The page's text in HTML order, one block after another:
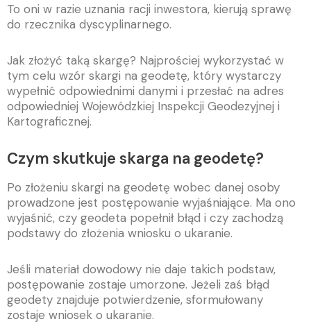
To oni w razie uznania racji inwestora, kierują sprawę
do rzecznika dyscyplinarnego.
Jak złożyć taką skargę? Najprościej wykorzystać w
tym celu wzór skargi na geodetę, który wystarczy
wypełnić odpowiednimi danymi i przesłać na adres
odpowiedniej Wojewódzkiej Inspekcji Geodezyjnej i
Kartograficznej.
Czym skutkuje skarga na geodetę?
Po złożeniu skargi na geodetę wobec danej osoby
prowadzone jest postępowanie wyjaśniające. Ma ono
wyjaśnić, czy geodeta popełnił błąd i czy zachodzą
podstawy do złożenia wniosku o ukaranie.
Jeśli materiał dowodowy nie daje takich podstaw,
postępowanie zostaje umorzone. Jeżeli zaś błąd
geodety znajduje potwierdzenie, sformułowany
zostaje wniosek o ukaranie.